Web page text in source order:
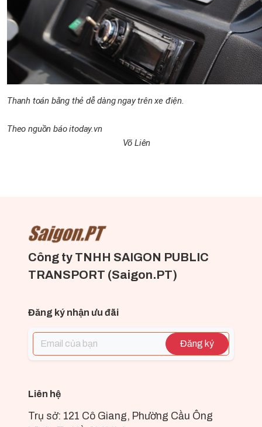
Thanh toán bằng thẻ dễ dàng ngay trên xe điện.
Theo nguồn báo itoday.vn
Võ Liên
Công ty TNHH SAIGON PUBLIC
TRANSPORT (Saigon.PT)
Đăng ký nhận ưu đãi
Đăng ký
Liên hệ
Trụ sở: 121 Cô Giang, Phường Cầu Ông